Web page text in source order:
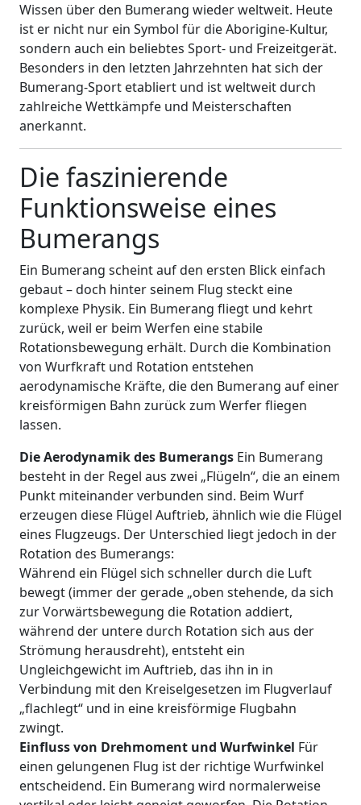
Wissen über den Bumerang wieder weltweit. Heute
ist er nicht nur ein Symbol für die Aborigine-Kultur,
sondern auch ein beliebtes Sport- und Freizeitgerät.
Besonders in den letzten Jahrzehnten hat sich der
Bumerang-Sport etabliert und ist weltweit durch
zahlreiche Wettkämpfe und Meisterschaften
anerkannt.
Die faszinierende
Funktionsweise eines
Bumerangs
Ein Bumerang scheint auf den ersten Blick einfach
gebaut – doch hinter seinem Flug steckt eine
komplexe Physik. Ein Bumerang fliegt und kehrt
zurück, weil er beim Werfen eine stabile
Rotationsbewegung erhält. Durch die Kombination
von Wurfkraft und Rotation entstehen
aerodynamische Kräfte, die den Bumerang auf einer
kreisförmigen Bahn zurück zum Werfer fliegen
lassen.
Die Aerodynamik des Bumerangs Ein Bumerang
besteht in der Regel aus zwei „Flügeln“, die an einem
Punkt miteinander verbunden sind. Beim Wurf
erzeugen diese Flügel Auftrieb, ähnlich wie die Flügel
eines Flugzeugs. Der Unterschied liegt jedoch in der
Rotation des Bumerangs:
Während ein Flügel sich schneller durch die Luft
bewegt (immer der gerade „oben stehende, da sich
zur Vorwärtsbewegung die Rotation addiert,
während der untere durch Rotation sich aus der
Strömung herausdreht), entsteht ein
Ungleichgewicht im Auftrieb, das ihn in in
Verbindung mit den Kreiselgesetzen im Flugverlauf
„flachlegt“ und in eine kreisförmige Flugbahn
zwingt.
Einfluss von Drehmoment und Wurfwinkel Für
einen gelungenen Flug ist der richtige Wurfwinkel
entscheidend. Ein Bumerang wird normalerweise